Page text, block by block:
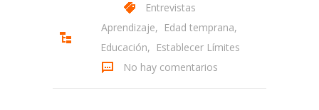
Entrevistas
Aprendizaje, Edad temprana,
Educación, Establecer Límites
No hay comentarios